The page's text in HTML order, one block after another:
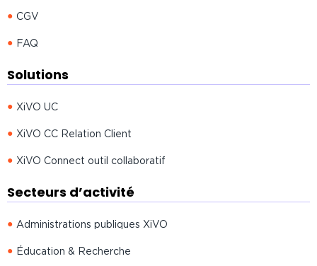
CGV
FAQ
Solutions
XiVO UC
XiVO CC Relation Client
XiVO Connect outil collaboratif
Secteurs d’activité
Administrations publiques XiVO
Éducation & Recherche